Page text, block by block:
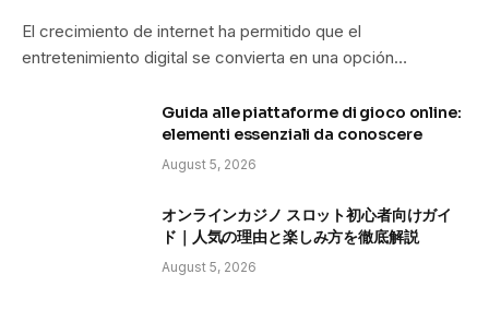
El crecimiento de internet ha permitido que el
entretenimiento digital se convierta en una opción…
Guida alle piattaforme di gioco online:
elementi essenziali da conoscere
August 5, 2026
オンラインカジノ スロット初心者向けガイ
ド｜人気の理由と楽しみ方を徹底解説
August 5, 2026